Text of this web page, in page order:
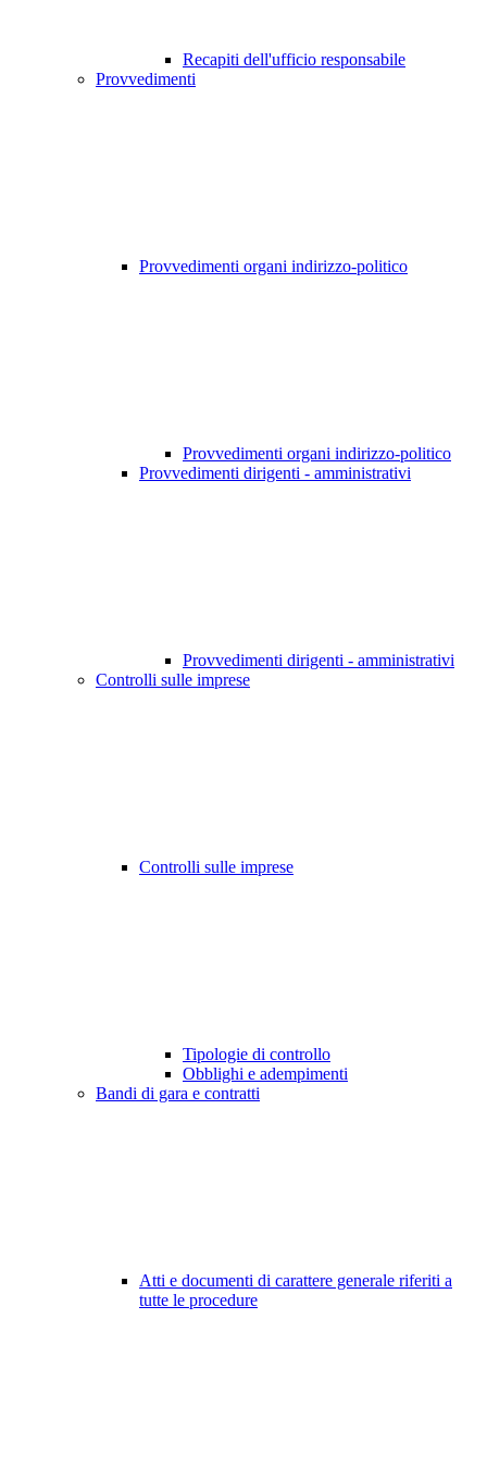
Recapiti dell'ufficio responsabile
Provvedimenti
Provvedimenti organi indirizzo-politico
Provvedimenti organi indirizzo-politico
Provvedimenti dirigenti - amministrativi
Provvedimenti dirigenti - amministrativi
Controlli sulle imprese
Controlli sulle imprese
Tipologie di controllo
Obblighi e adempimenti
Bandi di gara e contratti
Atti e documenti di carattere generale riferiti a
tutte le procedure